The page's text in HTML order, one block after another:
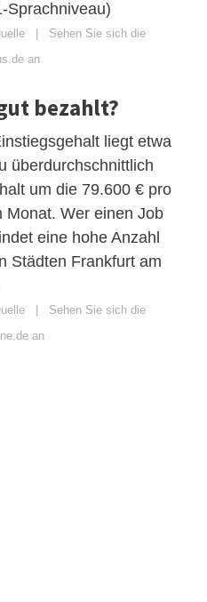
Sprachniveau)
| Sehen Sie sich die
an
bezahlt?
liegt etwa
überdurchschnittlich
um die 79.600 € pro
Monat. Wer einen Job
eine hohe Anzahl
Städten Frankfurt am
| Sehen Sie sich die
an